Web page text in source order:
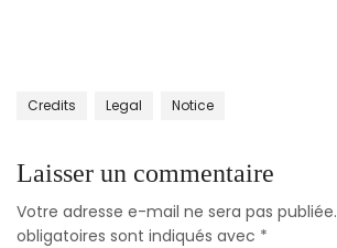
Credits Legal Notice
Laisser un commentaire
Votre adresse e-mail ne sera pas publiée.
obligatoires sont indiqués avec *